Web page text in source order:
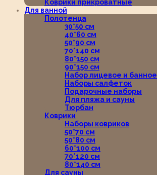
Коврики прикроватные
Для ванной
Полотенца
30*50 см
40*60 см
50*90 см
70*140 см
80*150 см
90*150 см
Набор лицевое и банное
Наборы салфеток
Подарочные наборы
Для пляжа и сауны
Тюрбан
Коврики
Наборы ковриков
50*70 см
50*80 см
60*100 см
70*120 см
80*140 см
Для сауны